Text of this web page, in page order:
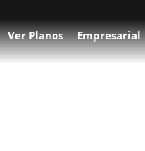
Ver Planos Empresarial